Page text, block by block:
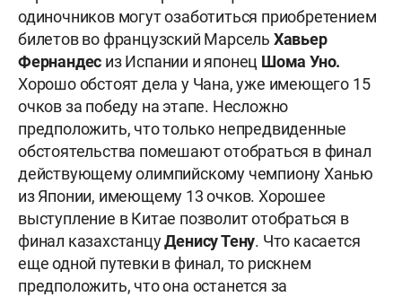
одиночников могут озаботиться приобретением
билетов во французский Марсель Хавьер
Фернандес из Испании и японец Шома Уно.
Хорошо обстоят дела у Чана, уже имеющего 15
очков за победу на этапе. Несложно
предположить, что только непредвиденные
обстоятельства помешают отобраться в финал
действующему олимпийскому чемпионуХанью
из Японии, имеющему 13 очков. Хорошее
выступление в Китае позволит отобраться в
финал казахстанцуДенису Тену. Что касается
еще одной путевки в финал, то рискнем
предположить, что она останется за